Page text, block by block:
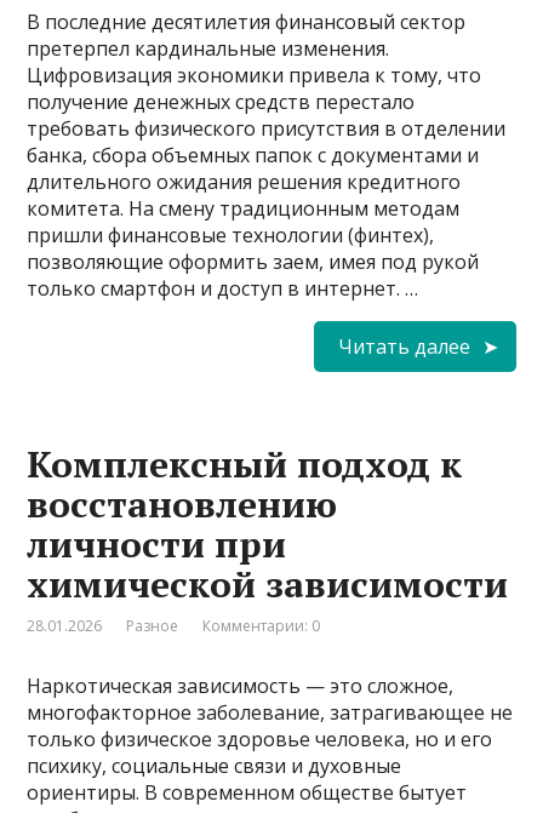
В последние десятилетия финансовый сектор
претерпел кардинальные изменения.
Цифровизация экономики привела к тому, что
получение денежных средств перестало
требовать физического присутствия в отделении
банка, сбора объемных папок с документами и
длительного ожидания решения кредитного
комитета. На смену традиционным методам
пришли финансовые технологии (финтех),
позволяющие оформить заем, имея под рукой
только смартфон и доступ в интернет. …
Читать далее
Комплексный подход к
восстановлению
личности при
химической зависимости
28.01.2026 Разное Комментарии: 0
Наркотическая зависимость — это сложное,
многофакторное заболевание, затрагивающее не
только физическое здоровье человека, но и его
психику, социальные связи и духовные
ориентиры. В современном обществе бытует